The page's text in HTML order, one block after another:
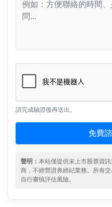
請完成驗證後再送出。
免費
聲明： 本站僅提供未上市股票資
商，不經營證券經紀業務。所有
自行審慎評估風險。